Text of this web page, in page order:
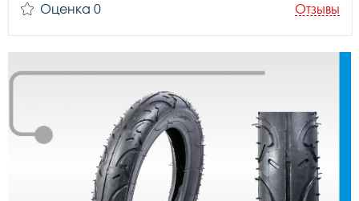
Оценка 0
Отзывы